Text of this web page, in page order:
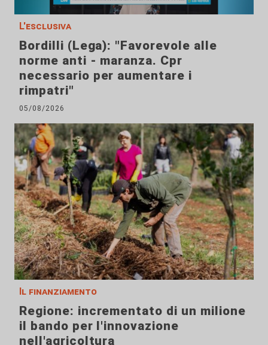
L'esclusiva
Bordilli (Lega): "Favorevole alle
norme anti - maranza. Cpr
necessario per aumentare i
rimpatri"
05/08/2026
Il finanziamento
Regione: incrementato di un milione
il bando per l'innovazione
nell'agricoltura